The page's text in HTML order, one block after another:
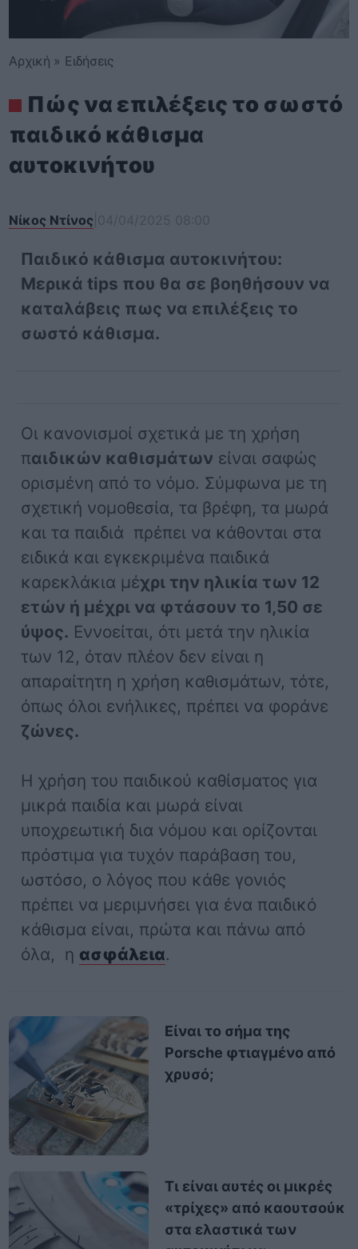
Αρχική » Ειδήσεις
Πώς να επιλέξεις το σωστό
παιδικό κάθισμα
αυτοκινήτου
Νίκος Ντίνος
Παιδικό κάθισμα αυτοκινήτου:
Μερικά tips που θα σε βοηθήσουν να
καταλάβεις πως να επιλέξεις το
σωστό κάθισμα.
Οι κανονισμοί σχετικά με τη χρήση
παιδικών καθισμάτων είναι σαφώς
ορισμένη από το νόμο. Σύμφωνα με τη
σχετική νομοθεσία, τα βρέφη, τα μωρά
και τα παιδιά πρέπει να κάθονται στα
ειδικά και εγκεκριμένα παιδικά
καρεκλάκια μέχρι την ηλικία των 12
ετών ή μέχρι να φτάσουν το 1,50 σε
ύψος. Εννοείται, ότι μετά την ηλικία
των 12, όταν πλέον δεν είναι η
απαραίτητη η χρήση καθισμάτων, τότε,
όπως όλοι ενήλικες, πρέπει να φοράνε
ζώνες.
Η χρήση του παιδικού καθίσματος για
μικρά παιδία και μωρά είναι
υποχρεωτική δια νόμου και ορίζονται
πρόστιμα για τυχόν παράβαση του,
ωστόσο, ο λόγος που κάθε γονιός
πρέπει να μεριμνήσει για ένα παιδικό
κάθισμα είναι, πρώτα και πάνω από
όλα, η ασφάλεια.
Είναι το σήμα της
Porsche φτιαγμένο από
χρυσό;
Τι είναι αυτές οι μικρές
«τρίχες» από καουτσούκ
στα ελαστικά των